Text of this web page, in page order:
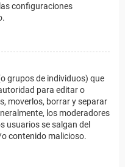
configuraciones
grupos de individuos) que
para editar o
moverlos, borrar y separar
los moderadores
usuarios se salgan del
contenido malicioso.